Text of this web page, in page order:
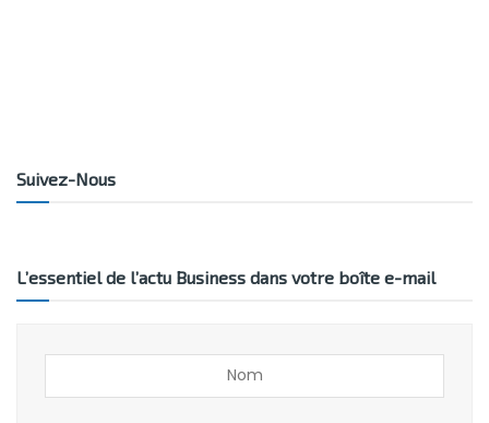
Suivez-Nous
L’essentiel de l’actu Business dans votre boîte e-mail